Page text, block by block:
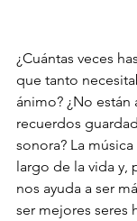
¿Cuántas veces
que tanto
ánimo? ¿No están
recuerdos
sonora? La
largo de la vida y,
nos ayuda a ser
ser mejores seres